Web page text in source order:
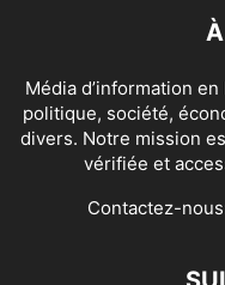
Média d’information
politique, société,
divers. Notre mission
vérifiée et
Contactez-